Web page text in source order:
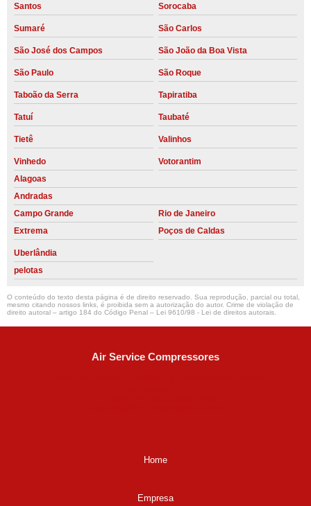
Santos Sorocaba
Sumaré São Carlos
São José dos Campos São João da Boa Vista
São Paulo São Roque
Taboão da Serra Tapiratiba
Tatuí Taubaté
Tietê Valinhos
Vinhedo
Votorantim
Alagoas
Andradas
Campo Grande
Rio de Janeiro
Extrema
Poços de Caldas
Uberlândia
pelotas
O conteúdo do texto desta página é de direito reservado. Sua reprodução, parcial ou total,
mesmo citando nossos links, é proibida sem a autorização do autor. Crime de violação de
direito autoral – artigo 184 do Código Penal – Lei 9610/98 - Lei de direitos autorais.
Air Service Compressores
Home
Empresa